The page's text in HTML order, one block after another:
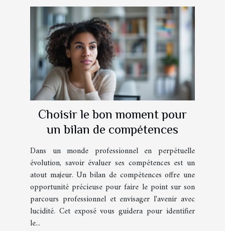
Choisir le bon moment pour
un bilan de compétences
Dans un monde professionnel en perpétuelle
évolution, savoir évaluer ses compétences est un
atout majeur. Un bilan de compétences offre une
opportunité précieuse pour faire le point sur son
parcours professionnel et envisager l'avenir avec
lucidité. Cet exposé vous guidera pour identifier
le...